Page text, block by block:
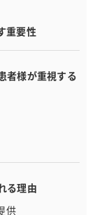
重要性
者様が重視する
る理由
供